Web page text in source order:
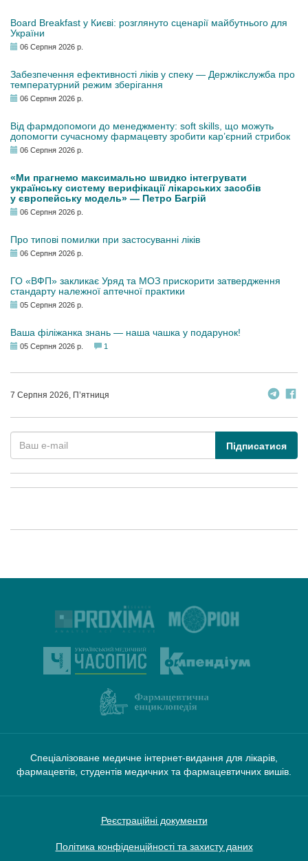
Board Breakfast у Києві: розглянуто сценарії майбутнього для
України
06 Серпня 2026 р.
Забезпечення ефективності ліків у спеку — Держлікслужба про
температурний режим зберігання
06 Серпня 2026 р.
Від фармдопомоги до менеджменту: soft skills, що можуть
допомогти сучасному фармацевту зробити кар’єрний стрибок
06 Серпня 2026 р.
«Ми прагнемо максимально швидко інтегрувати
українську систему верифікації лікарських засобів
у європейську модель» — Петро Багрій
06 Серпня 2026 р.
Про типові помилки при застосуванні ліків
06 Серпня 2026 р.
ГО «ВФП» закликає Уряд та МОЗ прискорити затвердження
стандарту належної аптечної практики
05 Серпня 2026 р.
Ваша філіжанка знань — наша чашка у подарунок!
05 Серпня 2026 р. 1
7 Серпня 2026, П’ятниця
Підписатися
Спеціалізоване медичне інтернет-видання для лікарів,
фармацевтів, студентів медичних та фармацевтичних вишів.
Реєстраційні документи
Політика конфіденційності та захисту даних